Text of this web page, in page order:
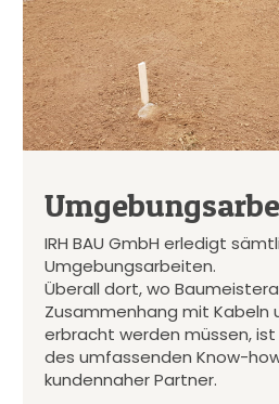
IRH BAU GmbH erledigt
Umgebungsarbeiten.
Überall dort, wo
Zusammenhang mit Kabeln
erbracht werden müssen, ist
des umfassenden Know-
kundennaher Partner.